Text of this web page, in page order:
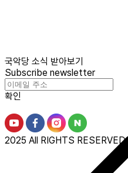
국악당 소식 받아보기
Subscribe newsletter
확인
2025 All RIGHTS RESERVED.